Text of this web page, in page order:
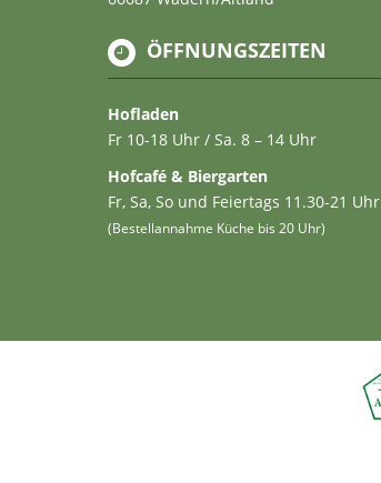
ÖFFNUNGSZEITEN
Hofladen
Fr 10-18 Uhr / Sa. 8 – 14 Uhr
Hofcafé & Biergarten
Fr, Sa, So und Feiertags 11.30-21 Uhr
(Bestellannahme Küche bis 20 Uhr)